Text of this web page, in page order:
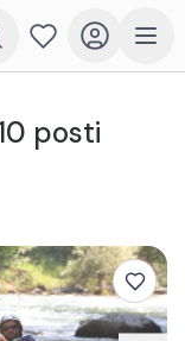
posti